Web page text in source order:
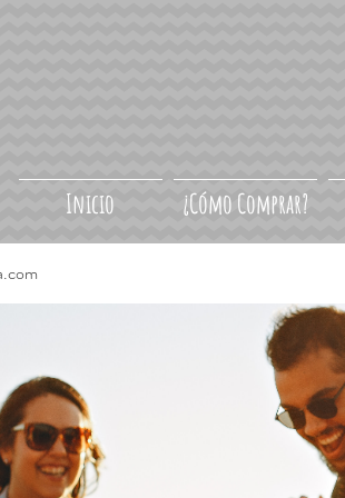
Inicio ¿Cómo Comprar?